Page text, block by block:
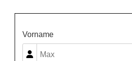
Vorname